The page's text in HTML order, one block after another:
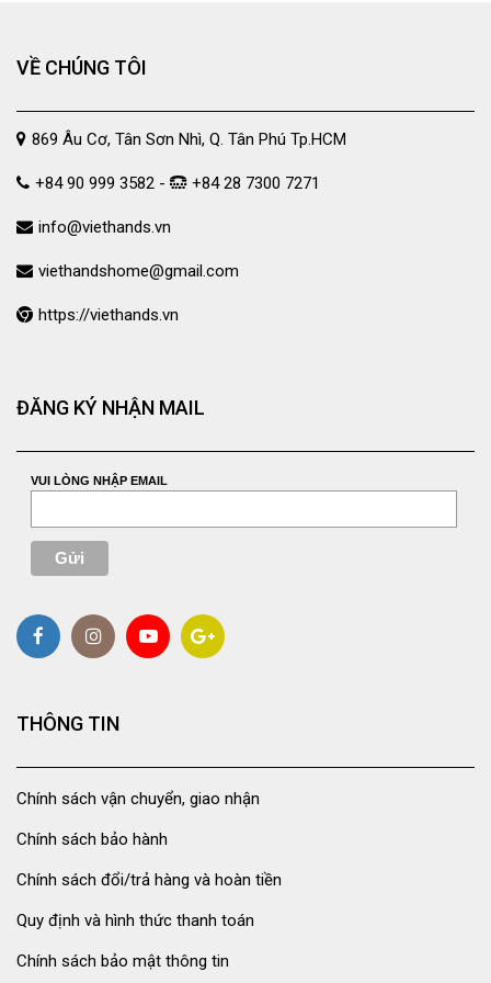
VỀ CHÚNG TÔI
869 Âu Cơ, Tân Sơn Nhì, Q. Tân Phú Tp.HCM
+84 90 999 3582 - +84 28 7300 7271
info@viethands.vn
viethandshome@gmail.com
https://viethands.vn
ĐĂNG KÝ NHẬN MAIL
VUI LÒNG NHẬP EMAIL
THÔNG TIN
Chính sách vận chuyển, giao nhận
Chính sách bảo hành
Chính sách đổi/trả hàng và hoàn tiền
Quy định và hình thức thanh toán
Chính sách bảo mật thông tin